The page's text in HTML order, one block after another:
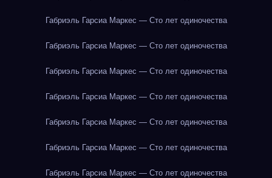
Габриэль Гарсиа Маркес — Сто лет одиночества
Габриэль Гарсиа Маркес — Сто лет одиночества
Габриэль Гарсиа Маркес — Сто лет одиночества
Габриэль Гарсиа Маркес — Сто лет одиночества
Габриэль Гарсиа Маркес — Сто лет одиночества
Габриэль Гарсиа Маркес — Сто лет одиночества
Габриэль Гарсиа Маркес — Сто лет одиночества